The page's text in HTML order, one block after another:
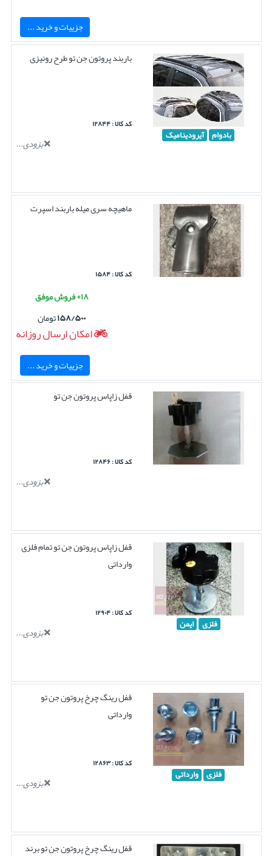
جزییات و خرید ...
بادوام آیرودینامیک
باربند پروتون جن تو طرح رونیزی
کد کالا : ۱۲۸۴۴
بزودی...
ماهیچه سری میله باربند اسپرت
کد کالا : ۱۵۸۴
۱۸+ فروش موفق
۱۵۸/۵۰۰تومان
امکان ارسال روزانه
جزییات و خرید ...
قفل زاپاس پروتون جن تو
کد کالا : ۱۲۸۴۶
بزودی...
فلزی ایمن
قفل زاپاس پروتون جن تو تمام فلزی
وارداتی
کد کالا : ۱۲۹۰۴
بزودی...
فلزی وارداتی
قفل رینگ چرخ پروتون جن تو
وارداتی
کد کالا : ۱۲۸۶۳
بزودی...
قفل رینگ چرخ پروتون جن تو برند